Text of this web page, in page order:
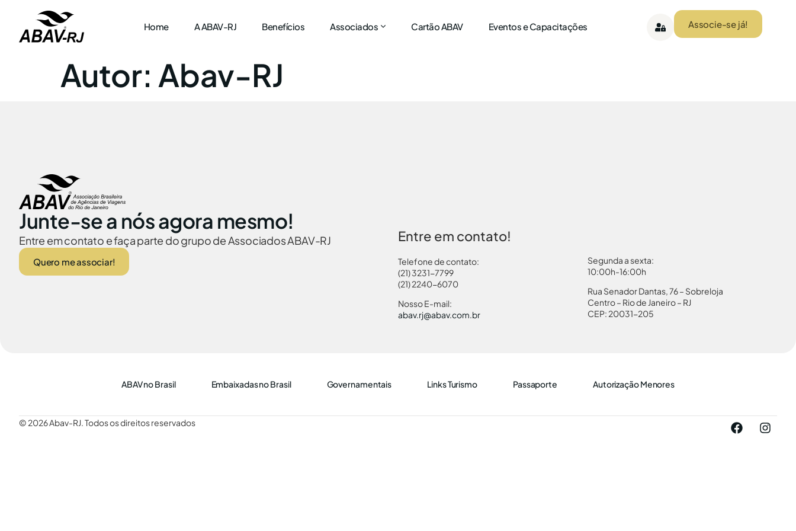
Home A ABAV-RJ Benefícios Associados Cartão ABAV Eventos e Capacitações Associe-se já!
Autor: Abav-RJ
Junte-se a nós agora mesmo!
Entre em contato e faça parte do grupo de Associados ABAV-RJ
Quero me associar!
Entre em contato!
Telefone de contato:
(21) 3231-7799
(21) 2240-6070
Nosso E-mail:
abav.rj@abav.com.br
Segunda a sexta:
10:00h-16:00h
Rua Senador Dantas, 76 – Sobreloja
Centro – Rio de Janeiro – RJ
CEP: 20031-205
ABAV no Brasil Embaixadas no Brasil Governamentais Links Turismo Passaporte Autorização Menores
© 2026 Abav-RJ. Todos os direitos reservados